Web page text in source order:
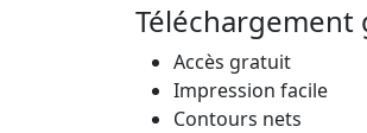
Accès gratuit
Impression facile
Contours nets